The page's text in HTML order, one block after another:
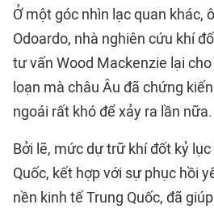
Ở một góc nhìn lạc quan khác,
Odoardo, nhà nghiên cứu khí
tư vấn Wood Mackenzie lại
loạn mà châu Âu đã chứng
ngoái rất khó để xảy ra lần nữa.
Bởi lẽ, mức dự trữ khí đốt kỷ
Quốc, kết hợp với sự phục hồi
nền kinh tế Trung Quốc, đã